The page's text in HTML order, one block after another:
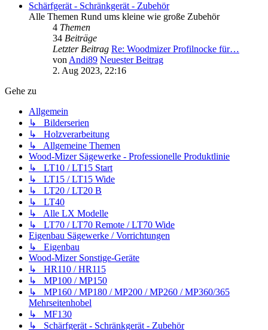
Schärfgerät - Schränkgerät - Zubehör
Alle Themen Rund ums kleine wie große Zubehör
4 Themen
34 Beiträge
Letzter Beitrag Re: Woodmizer Profilnocke für…
von Andi89 Neuester Beitrag
2. Aug 2023, 22:16
Gehe zu
Allgemein
↳ Bilderserien
↳ Holzverarbeitung
↳ Allgemeine Themen
Wood-Mizer Sägewerke - Professionelle Produktlinie
↳ LT10 / LT15 Start
↳ LT15 / LT15 Wide
↳ LT20 / LT20 B
↳ LT40
↳ Alle LX Modelle
↳ LT70 / LT70 Remote / LT70 Wide
Eigenbau Sägewerke / Vorrichtungen
↳ Eigenbau
Wood-Mizer Sonstige-Geräte
↳ HR110 / HR115
↳ MP100 / MP150
↳ MP160 / MP180 / MP200 / MP260 / MP360/365
Mehrseitenhobel
↳ MF130
↳ Schärfgerät - Schränkgerät - Zubehör